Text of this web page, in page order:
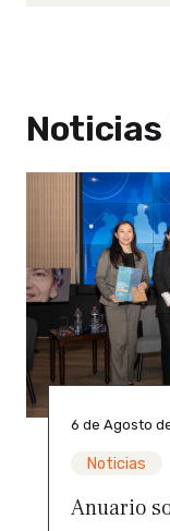
Noticias
6 de Agosto
Noticias
Anuario